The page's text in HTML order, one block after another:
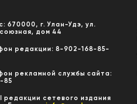
670000, г. Улан-Удэ, ул.
дом 44
редакции: 8-902-168-85-
рекламной службы сайта:
85
редакции сетевого издания